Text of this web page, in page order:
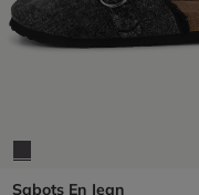
Sabots En Jean